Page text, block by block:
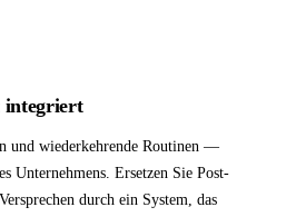
integriert
und wiederkehrende Routinen —
Unternehmens. Ersetzen Sie Post-
durch ein System, das